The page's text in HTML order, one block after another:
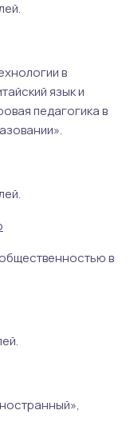
в
язык и
педагогика в
в